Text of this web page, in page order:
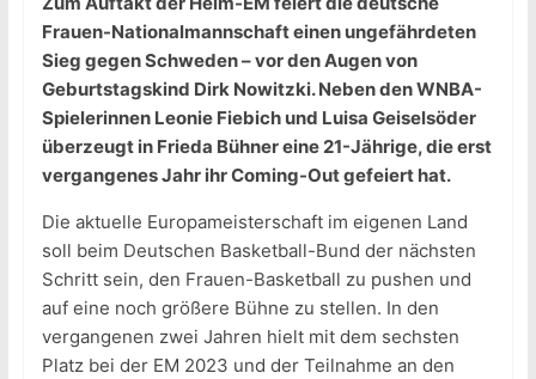
Frauen-Nationalmannschaft einen ungefährdeten
Sieg gegen Schweden – vor den Augen von
Geburtstagskind Dirk Nowitzki. Neben den WNBA-
Spielerinnen Leonie Fiebich und Luisa Geiselsöder
überzeugt in Frieda Bühner eine 21-Jährige, die erst
vergangenes Jahr ihr Coming-Out gefeiert hat.
Die aktuelle Europameisterschaft im eigenen Land
soll beim Deutschen Basketball-Bund der nächsten
Schritt sein, den Frauen-Basketball zu pushen und
auf eine noch größere Bühne zu stellen. In den
vergangenen zwei Jahren hielt mit dem sechsten
Platz bei der EM 2023 und der Teilnahme an den